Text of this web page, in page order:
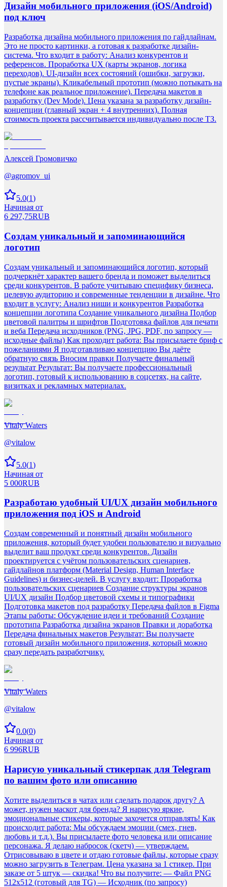
Дизайн мобильного приложения (iOS/Android)
под ключ
Разработка дизайна мобильного приложения по гайдлайнам.
Это не просто картинки, а готовая к разработке дизайн-
система. Что входит в работу: Анализ конкурентов и
референсов. Проработка UX (карты экранов, логика
переходов). UI-дизайн всех состояний (ошибки, загрузки,
пустые экраны). Кликабельный прототип (можно потыкать на
телефоне как реальное приложение). Передача макетов в
разработку (Dev Mode). Цена указана за разработку дизайн-
концепции (главный экран + 4 внутренних). Полная
стоимость проекта рассчитывается индивидуально после ТЗ.
Алексей Громовичко
@agromov_ui
5.0(1)
Начиная от
6 297,75RUB
Создам уникальный и запоминающийся
логотип
Создам уникальный и запоминающийся логотип, который
подчеркнёт характер вашего бренда и поможет выделиться
среди конкурентов. В работе учитываю специфику бизнеса,
целевую аудиторию и современные тенденции в дизайне. Что
входит в услугу: Анализ ниши и конкурентов Разработка
концепции логотипа Создание уникального дизайна Подбор
цветовой палитры и шрифтов Подготовка файлов для печати
и веба Передача исходников (PNG, JPG, PDF, по запросу —
исходные файлы) Как проходит работа: Вы присылаете бриф с
пожеланиями Я подготавливаю концепцию Вы даёте
обратную связь Вносим правки Получаете финальный
результат Результат: Вы получаете профессиональный
логотип, готовый к использованию в соцсетях, на сайте,
визитках и рекламных материалах.
Vitaly Waters
@vitalow
5.0(1)
Начиная от
5 000RUB
Разработаю удобный UI/UX дизайн мобильного
приложения под iOS и Android
Создам современный и понятный дизайн мобильного
приложения, который будет удобен пользователю и визуально
выделит ваш продукт среди конкурентов. Дизайн
проектируется с учётом пользовательских сценариев,
гайдлайнов платформ (Material Design, Human Interface
Guidelines) и бизнес-целей. В услугу входит: Проработка
пользовательских сценариев Создание структуры экранов
UI/UX дизайн Подбор цветовой схемы и типографики
Подготовка макетов под разработку Передача файлов в Figma
Этапы работы: Обсуждение идеи и требований Создание
прототипа Разработка дизайна экранов Правки и доработка
Передача финальных макетов Результат: Вы получаете
готовый дизайн мобильного приложения, который можно
сразу передать разработчику.
Vitaly Waters
@vitalow
0.0(0)
Начиная от
6 996RUB
Нарисую уникальный стикерпак для Telegram
по вашим фото или описанию
Хотите выделиться в чатах или сделать подарок другу? А
может, нужен маскот для бренда? Я нарисую яркие,
эмоциональные стикеры, которые захочется отправлять! Как
происходит работа: Мы обсуждаем эмоции (смех, гнев,
любовь и т.д.). Вы присылаете фото человека или описание
персонажа. Я делаю набросок (скетч) — утверждаем.
Отрисовываю в цвете и отдаю готовые файлы, которые сразу
можно загрузить в Телеграм. Цена указана за 1 стикер. При
заказе от 5 штук — скидка! Что вы получите: — Файл PNG
512x512 (готовый для TG) — Исходник (по запросу)